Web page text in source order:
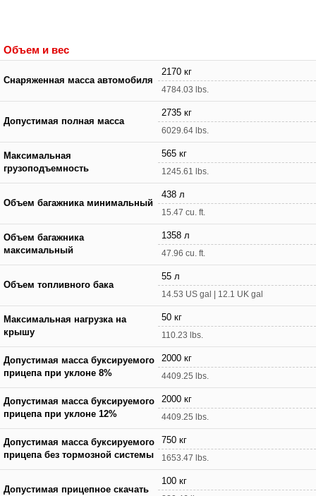
Объем и вес
Снаряженная масса автомобиля
2170 кг
4784.03 lbs.
Допустимая полная масса
2735 кг
6029.64 lbs.
Максимальная
грузоподъемность
565 кг
1245.61 lbs.
Объем багажника минимальный
438 л
15.47 cu. ft.
Объем багажника
максимальный
1358 л
47.96 cu. ft.
Объем топливного бака
55 л
14.53 US gal | 12.1 UK gal
Максимальная нагрузка на
крышу
50 кг
110.23 lbs.
Допустимая масса буксируемого
прицепа при уклоне 8%
2000 кг
4409.25 lbs.
Допустимая масса буксируемого
прицепа при уклоне 12%
2000 кг
4409.25 lbs.
Допустимая масса буксируемого
прицепа без тормозной системы
750 кг
1653.47 lbs.
Допустимая прицепное скачать
100 кг